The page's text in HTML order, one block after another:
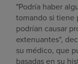
"Podría haber
tomando si tiene
podrían causar
extenuantes",
su médico, que
basadas en su